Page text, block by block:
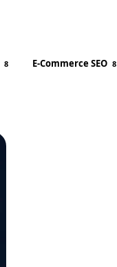
8 E-Commerce SEO 8